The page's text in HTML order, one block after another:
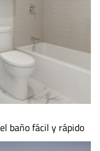
baño fácil y rápido